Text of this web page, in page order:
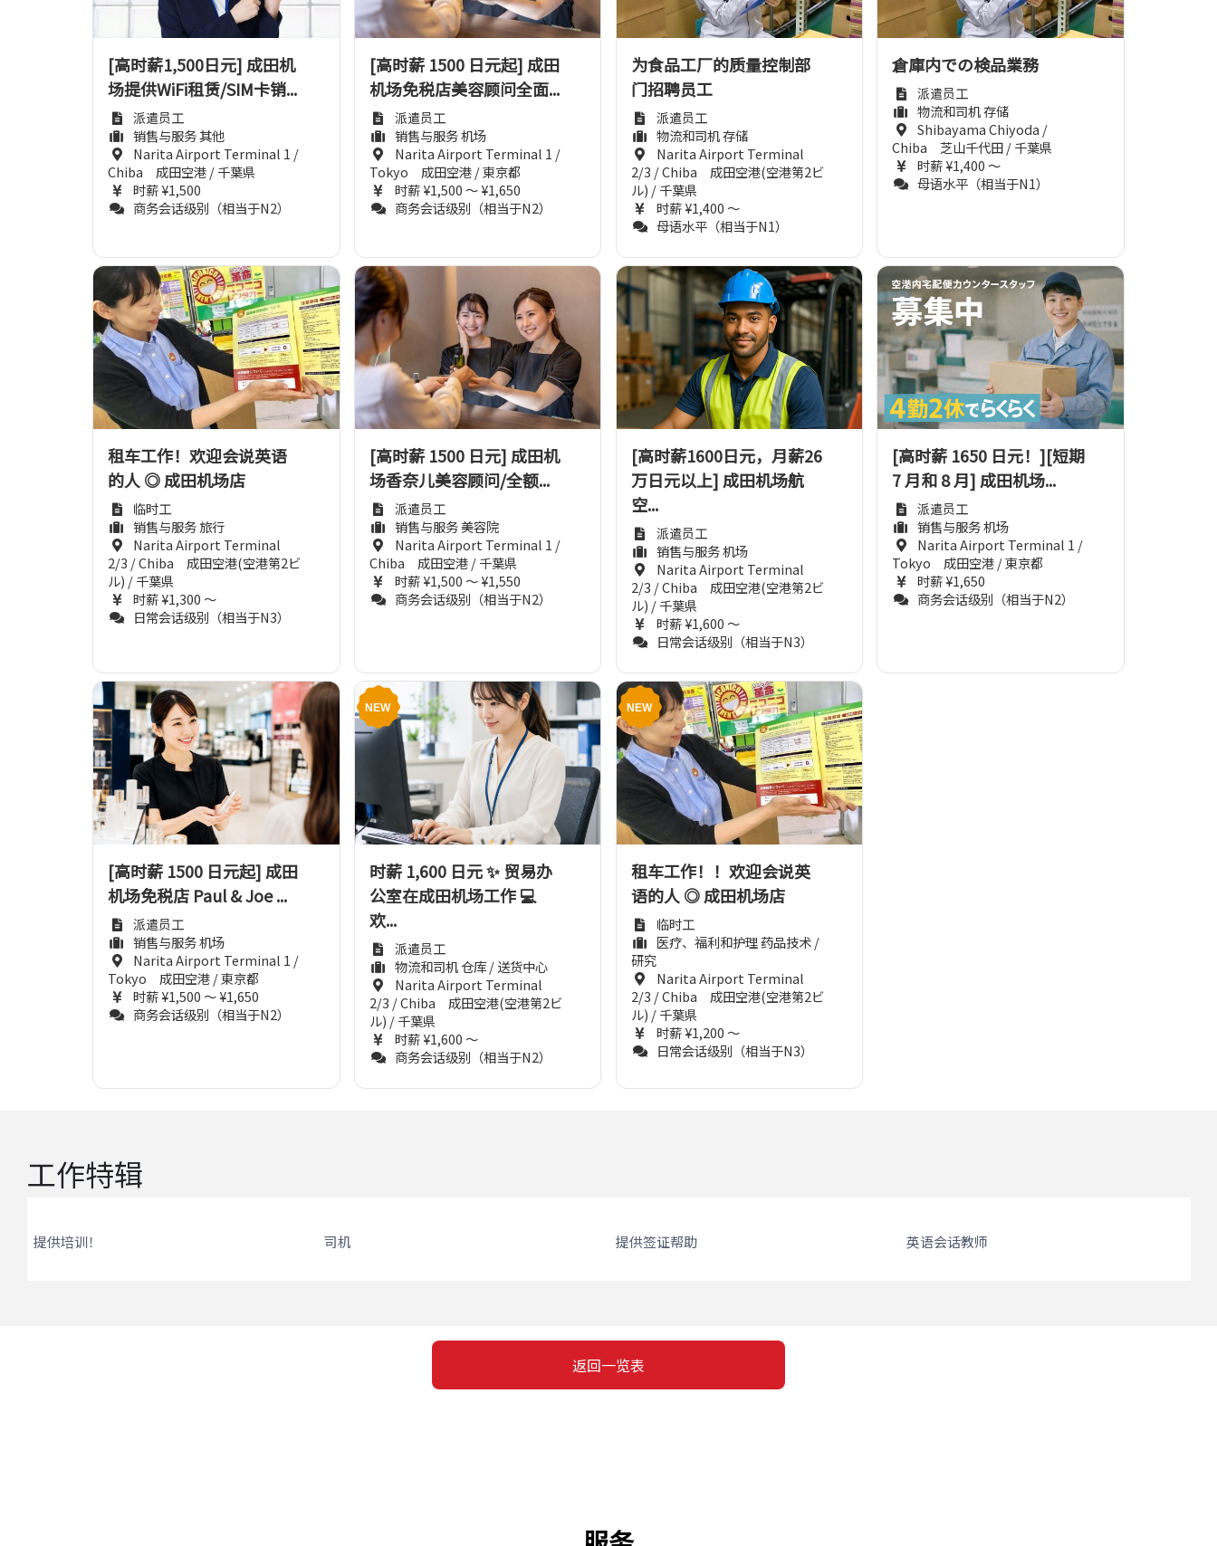
[高时薪1,500日元] 成田机
场提供WiFi租赁/SIM卡销...
派遣员工
销售与服务 其他
Narita Airport Terminal 1 /
Chiba 成田空港 / 千葉県
时薪 ¥1,500
商务会话级别（相当于N2）
[高时薪 1500 日元起] 成田
机场免税店美容顾问全面...
派遣员工
销售与服务 机场
Narita Airport Terminal 1 /
Tokyo 成田空港 / 東京都
时薪 ¥1,500 ～ ¥1,650
商务会话级别（相当于N2）
为食品工厂的质量控制部
门招聘员工
派遣员工
物流和司机 存储
Narita Airport Terminal
2/3 / Chiba 成田空港(空港第2ビ
ル) / 千葉県
时薪 ¥1,400 ～
母语水平（相当于N1）
倉庫内での検品業務
派遣员工
物流和司机 存储
Shibayama Chiyoda /
Chiba 芝山千代田 / 千葉県
时薪 ¥1,400 ～
母语水平（相当于N1）
租车工作！欢迎会说英语
的人 ◎ 成田机场店
临时工
销售与服务 旅行
Narita Airport Terminal
2/3 / Chiba 成田空港(空港第2ビ
ル) / 千葉県
时薪 ¥1,300 ～
日常会话级别（相当于N3）
[高时薪 1500 日元] 成田机
场香奈儿美容顾问/全额...
派遣员工
销售与服务 美容院
Narita Airport Terminal 1 /
Chiba 成田空港 / 千葉県
时薪 ¥1,500 ～ ¥1,550
商务会话级别（相当于N2）
[高时薪1600日元，月薪26
万日元以上] 成田机场航
空...
派遣员工
销售与服务 机场
Narita Airport Terminal
2/3 / Chiba 成田空港(空港第2ビ
ル) / 千葉県
时薪 ¥1,600 ～
日常会话级别（相当于N3）
[高时薪 1650 日元！][短期
7 月和 8 月] 成田机场...
派遣员工
销售与服务 机场
Narita Airport Terminal 1 /
Tokyo 成田空港 / 東京都
时薪 ¥1,650
商务会话级别（相当于N2）
[高时薪 1500 日元起] 成田
机场免税店 Paul & Joe ...
派遣员工
销售与服务 机场
Narita Airport Terminal 1 /
Tokyo 成田空港 / 東京都
时薪 ¥1,500 ～ ¥1,650
商务会话级别（相当于N2）
时薪 1,600 日元 ✨ 贸易办
公室在成田机场工作 💻
欢...
派遣员工
物流和司机 仓库 / 送货中心
Narita Airport Terminal
2/3 / Chiba 成田空港(空港第2ビ
ル) / 千葉県
时薪 ¥1,600 ～
商务会话级别（相当于N2）
租车工作！！欢迎会说英
语的人 ◎ 成田机场店
临时工
医疗、福利和护理 药品技术 /
研究
Narita Airport Terminal
2/3 / Chiba 成田空港(空港第2ビ
ル) / 千葉県
时薪 ¥1,200 ～
日常会话级别（相当于N3）
工作特辑
提供培训！ 司机 提供签证帮助 英语会话教师
返回一览表